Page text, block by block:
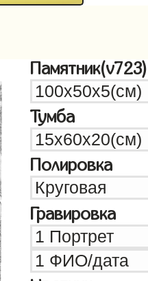
Памятник(v723)
Тумба
Полировка
Гравировка